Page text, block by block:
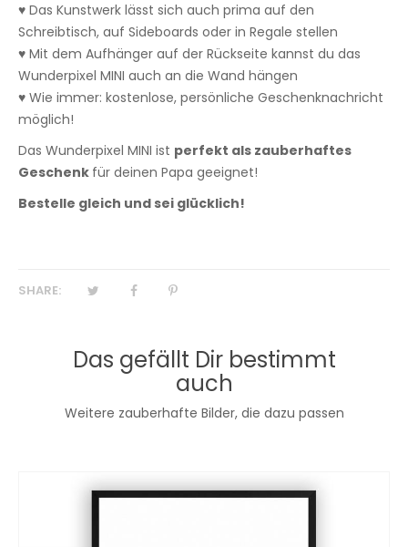
♥ Das Kunstwerk lässt sich auch prima auf den
Schreibtisch, auf Sideboards oder in Regale stellen
♥ Mit dem Aufhänger auf der Rückseite kannst du das
Wunderpixel MINI auch an die Wand hängen
♥ Wie immer: kostenlose, persönliche Geschenknachricht
möglich!
Das Wunderpixel MINI ist perfekt als zauberhaftes
Geschenk für deinen Papa geeignet!
Bestelle gleich und sei glücklich!
SHARE:
Das gefällt Dir bestimmt
auch
Weitere zauberhafte Bilder, die dazu passen